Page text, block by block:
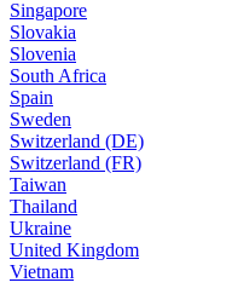
Singapore
Slovakia
Slovenia
South Africa
Spain
Sweden
Switzerland (DE)
Switzerland (FR)
Taiwan
Thailand
Ukraine
United Kingdom
Vietnam